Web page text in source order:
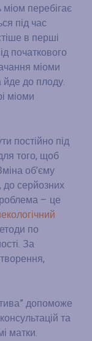
перебігає
під час
в перші
початкового
міоми
йде до плоду.
міоми
постійно під
того, щоб
об’єму
до серйозних
– це
по
За
допоможе
та
матки.